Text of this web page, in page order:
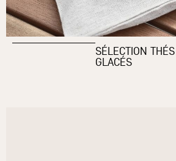
SÉLECTION THÉS
GLACÉS